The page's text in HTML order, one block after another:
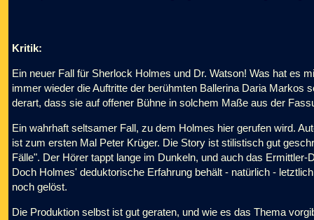
Kritik:
Ein neuer Fall für Sherlock Holmes und Dr. Watson! Was hat es
immer wieder die Auftritte der berühmten Ballerina Daria Markos
derart, dass sie auf offener Bühne in solchem Maße aus der
Ein wahrhaft seltsamer Fall, zu dem Holmes hier gerufen wird.
ist zum ersten Mal Peter Krüger. Die Story ist stilistisch gut
Fälle". Der Hörer tappt lange im Dunkeln, und auch das
Doch Holmes' deduktorische Erfahrung behält - natürlich -
noch gelöst.
Die Produktion selbst ist gut geraten, und wie es das Thema